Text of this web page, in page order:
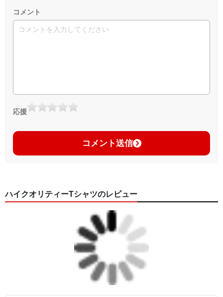
コメント
応援
コメント送信
ハイクオリティーTシャツのレビュー